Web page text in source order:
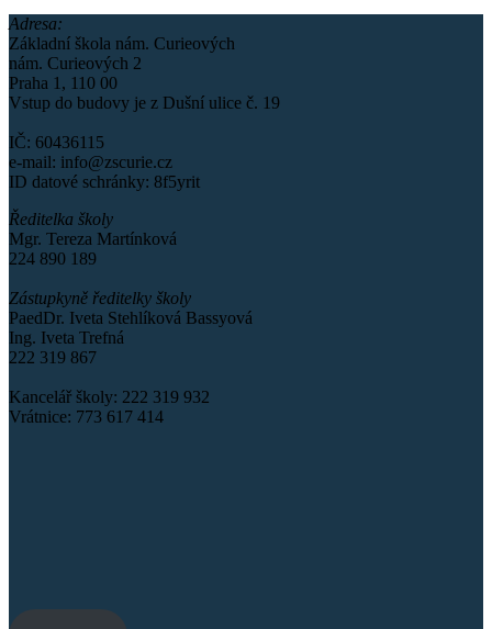
Adresa:
Základní škola nám. Curieových
nám. Curieových 2
Praha 1, 110 00
Vstup do budovy je z Dušní ulice č. 19
IČ: 60436115
e-mail: info@zscurie.cz
ID datové schránky: 8f5yrit
Ředitelka školy
Mgr. Tereza Martínková
224 890 189
Zástupkyně ředitelky školy
PaedDr. Iveta Stehlíková Bassyová
Ing. Iveta Trefná
222 319 867
Kancelář školy: 222 319 932
Vrátnice: 773 617 414